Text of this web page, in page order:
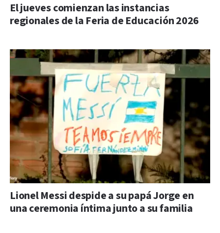
El jueves comienzan las instancias
regionales de la Feria de Educación 2026
Lionel Messi despide a su papá Jorge en
una ceremonia íntima junto a su familia